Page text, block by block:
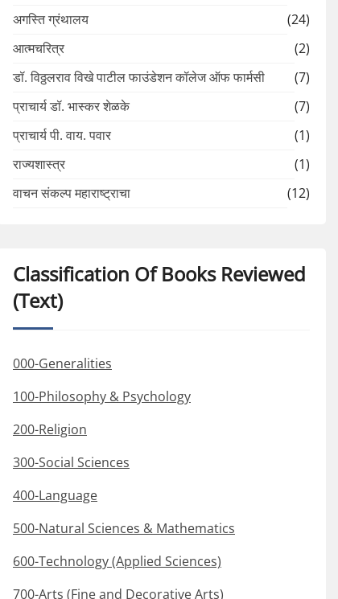
अगस्ति ग्रंथालय
(24)
आत्मचरित्र
(2)
डॉ. विठ्ठलराव विखे पाटील फाउंडेशन कॉलेज ऑफ फार्मसी
(7)
प्राचार्य डॉ. भास्कर शेळके
(7)
प्राचार्य पी. वाय. पवार
(1)
राज्यशास्त्र
(1)
वाचन संकल्प महाराष्ट्राचा
(12)
Classification Of Books Reviewed
(Text)
000-Generalities
100-Philosophy & Psychology
200-Religion
300-Social Sciences
400-Language
500-Natural Sciences & Mathematics
600-Technology (Applied Sciences)
700-Arts (Fine and Decorative Arts)